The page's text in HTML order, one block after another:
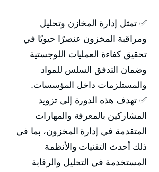
✅ تمثل إدارة المخازن وتحليل
ومراقبة المخزون عنصرًا حيويًا في
تحقيق كفاءة العمليات اللوجستية
وضمان التدفق السلس للمواد
والمستلزمات داخل المؤسسات.
✅ تهدف هذه الدورة إلى تزويد
المشاركين بالمعرفة والمهارات
المتقدمة في إدارة المخزون، بما في
ذلك أحدث التقنيات والأنظمة
المستخدمة في التحليل والرقابة